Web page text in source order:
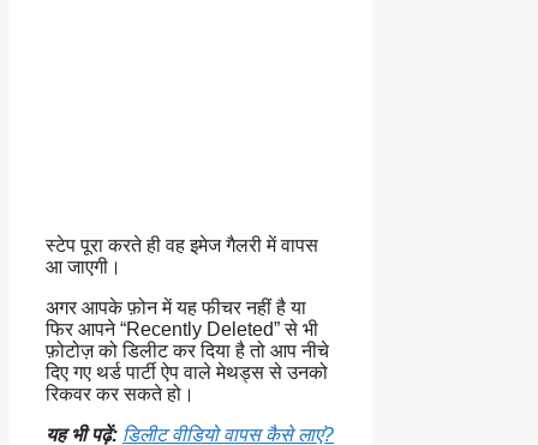
स्टेप पूरा करते ही वह इमेज गैलरी में वापस
आ जाएगी।
अगर आपके फ़ोन में यह फीचर नहीं है या
फिर आपने “Recently Deleted” से भी
फ़ोटोज़ को डिलीट कर दिया है तो आप नीचे
दिए गए थर्ड पार्टी ऐप वाले मेथड्स से उनको
रिकवर कर सकते हो।
यह भी पढ़ें: डिलीट वीडियो वापस कैसे लाएं?